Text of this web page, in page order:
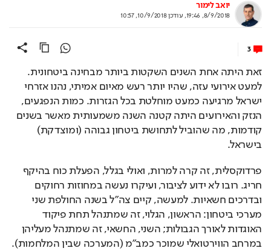
יואב לימור
8/9/2018, 19:46
,עודכן10/9/2018, 10:57
3
זאת היתה אחת השנים השקטות ביותר מבחינה ביטחונית.
למעט אירועי עזה, שהיו יותר רעש מאיום אמיתי, נהנו אזרחי
ישראל מרגיעה כמעט מוחלטת בכל הגזרות. כמות הנפגעים,
הנזק והאירועים היתה קטנה השנה משמעותית מאשר בשנים
קודמות, מה שהוביל לתחושת ביטחון גבוהה (ומוצדקת)
בישראל.
פרדוקסלית, זה קרה למרות, ואולי בגלל, הפעלת כוח בהיקף
חריג. רובו לא ידוע לציבור, ועיקרו נעשה במחוזות רחוקים
ובדרכים חשאיות. למעשה, קיים צה"ל בשנה החולפת שני
מערכי ביטחון: הראשון, הגלוי, זה שמתנהל תחת פיקוד
האוגדות לאורך הגבולות; השני, החשאי, זה שמתנהל מעליהן
במרחב הווירטואלי שמוכר כמב"מ (המערכה שבין המלחמות).